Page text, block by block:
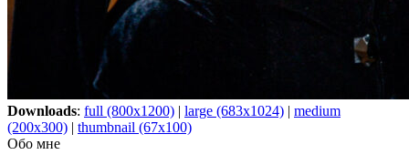
Downloads: full (800x1200) | large (683x1024) | medium
(200x300) | thumbnail (67x100)
Обо мне